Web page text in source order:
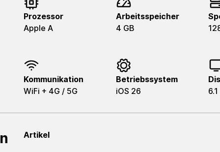
Prozessor
Apple A
Arbeitsspeicher
4 GB
Kommunikation
WiFi + 4G / 5G
Betriebssystem
iOS 26
6.1
Artikel